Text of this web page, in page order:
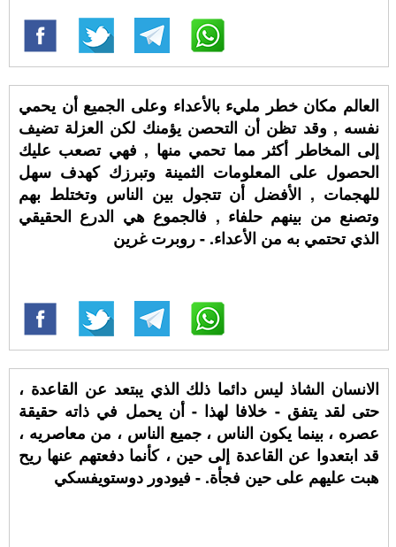
العالم مكان خطر مليء بالأعداء وعلى الجميع أن يحمي
نفسه , وقد تظن أن التحصن يؤمنك لكن العزلة تضيف
إلى المخاطر أكثر مما تحمي منها , فهي تصعب عليك
الحصول على المعلومات الثمينة وتبرزك كهدف سهل
للهجمات , الأفضل أن تتجول بين الناس وتختلط بهم
وتصنع من بينهم حلفاء , فالجموع هي الدرع الحقيقي
الذي تحتمي به من الأعداء. - روبرت غرين
الانسان الشاذ ليس دائما ذلك الذي يبتعد عن القاعدة ،
حتى لقد يتفق - خلافا لهذا - أن يحمل في ذاته حقيقة
عصره ، بينما يكون الناس ، جميع الناس ، من معاصريه ،
قد ابتعدوا عن القاعدة إلى حين ، كأنما دفعتهم عنها ريح
هبت عليهم على حين فجأة. - فيودور دوستويفسكي